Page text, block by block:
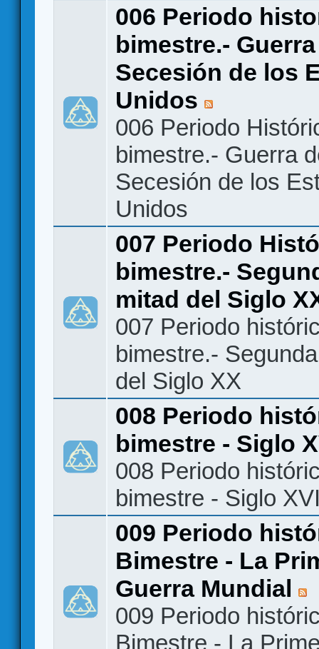
006 Periodo
bimestre.-
Secesión de los
Unidos
006 Periodo
bimestre.- Guerra
Secesión de los
Unidos
007 Periodo
bimestre.-
mitad del Siglo
007 Periodo
bimestre.-
del Siglo XX
008 Periodo
bimestre - Siglo
008 Periodo
bimestre - Siglo
009 Periodo
Bimestre - La
Guerra Mundial
009 Periodo
Bimestre - La